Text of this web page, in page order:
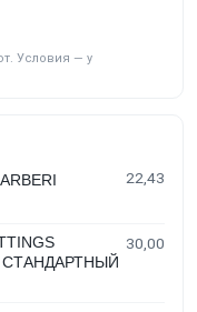
Условия — у
22,43
СТАНДАРТНЫЙ
30,00